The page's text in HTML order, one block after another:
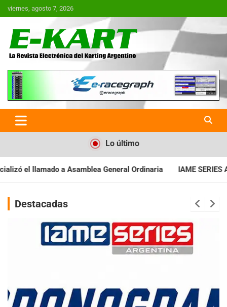
Saltar
al
viernes, agosto 7, 2026
E-Kart.com.ar | La Revista
Electrónica del Karting en
Argentina
Lo último
General Ordinaria IAME SERIES ARGENTINA:
Destacadas